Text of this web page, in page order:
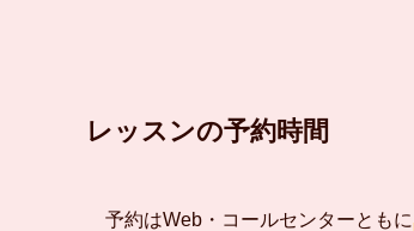
レッスンの予約時間
予約はWeb・コールセンターともに